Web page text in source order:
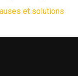
et solutions